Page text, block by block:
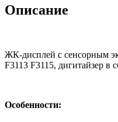
Описание
ЖК-дисплей с сенсорным
F3113 F3115, дигитайзер в
Особенности: